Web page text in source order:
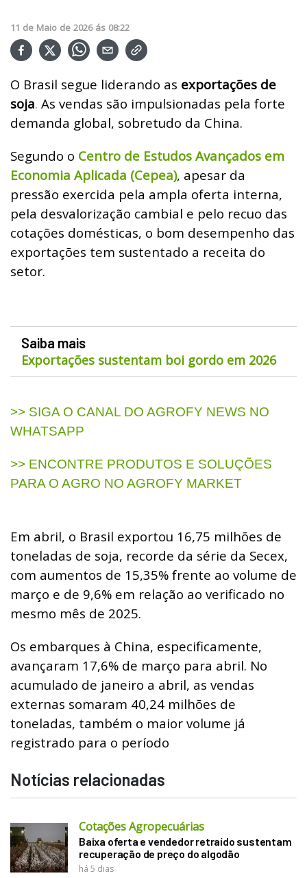
11 de Maio de 2026 ás 08:22
O Brasil segue liderando as exportações de
soja. As vendas são impulsionadas pela forte
demanda global, sobretudo da China.
Segundo o Centro de Estudos Avançados em
Economia Aplicada (Cepea), apesar da
pressão exercida pela ampla oferta interna,
pela desvalorização cambial e pelo recuo das
cotações domésticas, o bom desempenho das
exportações tem sustentado a receita do
setor.
Saiba mais
Exportações sustentam boi gordo em 2026
>> SIGA O CANAL DO AGROFY NEWS NO
WHATSAPP
>> ENCONTRE PRODUTOS E SOLUÇÕES
PARA O AGRO NO AGROFY MARKET
Em abril, o Brasil exportou 16,75 milhões de
toneladas de soja, recorde da série da Secex,
com aumentos de 15,35% frente ao volume de
março e de 9,6% em relação ao verificado no
mesmo mês de 2025.
Os embarques à China, especificamente,
avançaram 17,6% de março para abril. No
acumulado de janeiro a abril, as vendas
externas somaram 40,24 milhões de
toneladas, também o maior volume já
registrado para o período
Notícias relacionadas
Cotações Agropecuárias
Baixa oferta e vendedor retraído sustentam
recuperação de preço do algodão
há 5 dias